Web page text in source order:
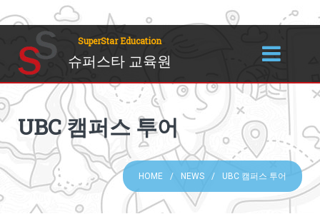
SuperStar Education
슈퍼스타 교육원
UBC 캠퍼스 투어
HOME NEWS UBC 캠퍼스 투어